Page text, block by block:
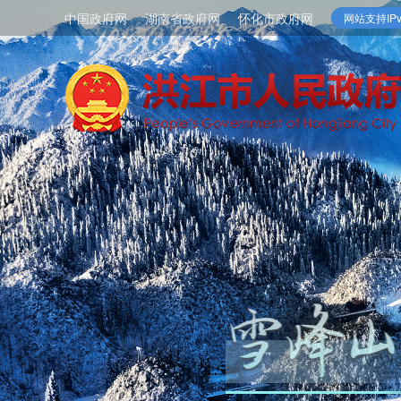
中国政府网 湖南省政府网 怀化市政府网 网站支持